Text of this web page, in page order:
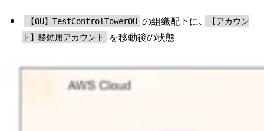
【OU】TestControlTowerOU の組織配下に､
【アカウン
ト】移動用アカウント
を移動後の状態